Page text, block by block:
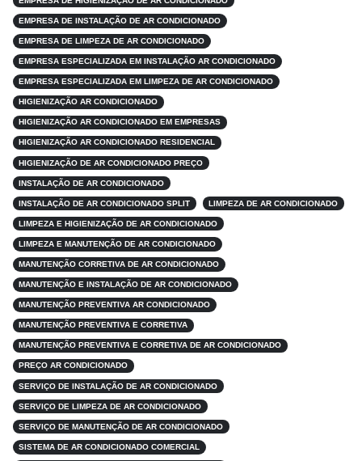
EMPRESA DE INSTALAÇÃO DE AR CONDICIONADO
EMPRESA DE LIMPEZA DE AR CONDICIONADO
EMPRESA ESPECIALIZADA EM INSTALAÇÃO AR CONDICIONADO
EMPRESA ESPECIALIZADA EM LIMPEZA DE AR CONDICIONADO
HIGIENIZAÇÃO AR CONDICIONADO
HIGIENIZAÇÃO AR CONDICIONADO EM EMPRESAS
HIGIENIZAÇÃO AR CONDICIONADO RESIDENCIAL
HIGIENIZAÇÃO DE AR CONDICIONADO PREÇO
INSTALAÇÃO DE AR CONDICIONADO
INSTALAÇÃO DE AR CONDICIONADO SPLIT LIMPEZA DE AR CONDICIONADO
LIMPEZA E HIGIENIZAÇÃO DE AR CONDICIONADO
LIMPEZA E MANUTENÇÃO DE AR CONDICIONADO
MANUTENÇÃO CORRETIVA DE AR CONDICIONADO
MANUTENÇÃO E INSTALAÇÃO DE AR CONDICIONADO
MANUTENÇÃO PREVENTIVA AR CONDICIONADO
MANUTENÇÃO PREVENTIVA E CORRETIVA
MANUTENÇÃO PREVENTIVA E CORRETIVA DE AR CONDICIONADO
PREÇO AR CONDICIONADO
SERVIÇO DE INSTALAÇÃO DE AR CONDICIONADO
SERVIÇO DE LIMPEZA DE AR CONDICIONADO
SERVIÇO DE MANUTENÇÃO DE AR CONDICIONADO
SISTEMA DE AR CONDICIONADO COMERCIAL